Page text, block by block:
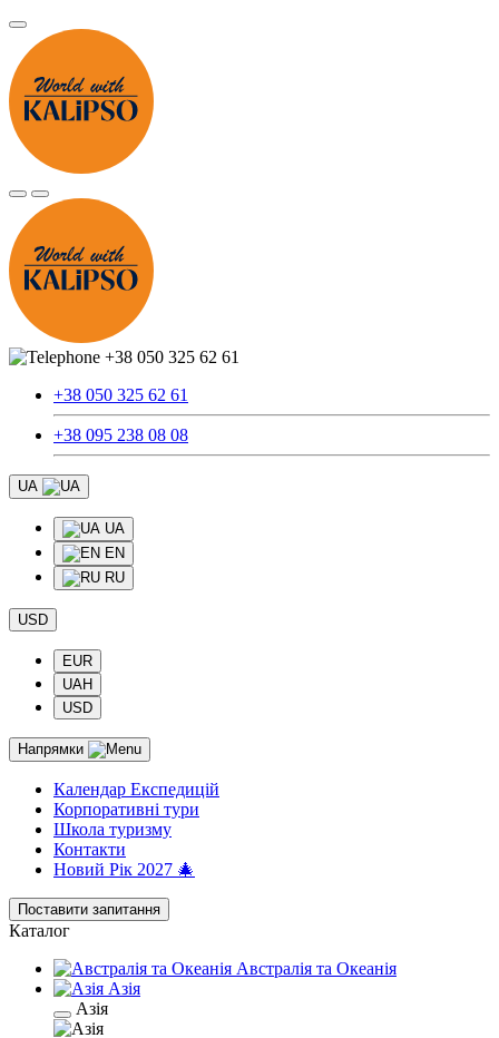
+38 050 325 62 61
+38 050 325 62 61
+38 095 238 08 08
UA
UA
EN
RU
USD
EUR
UAH
USD
Напрямки
Календар Експедицій
Корпоративні тури
Школа туризму
Контакти
Новий Рік 2027 🎄
Поставити запитання
Каталог
Австралія та Океанія
Азія
Азія